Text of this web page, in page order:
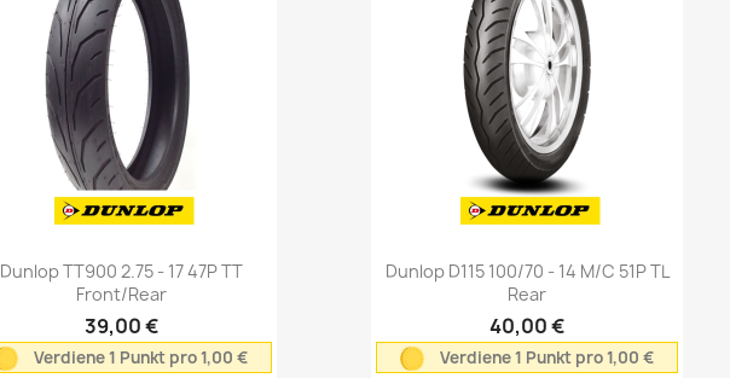
Vorschau
Dunlop TT900 2.75 - 17 47P TT
Front/Rear
39,00 €
Verdiene 1 Punkt pro 1,00 €
Vorschau
Dunlop D115 100/70 - 14 M/C 51P TL
Rear
40,00 €
Verdiene 1 Punkt pro 1,00 €